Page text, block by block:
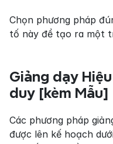
Chọn phương pháp
tố này để tạo ra một
Giảng dạy
duy [kèm Mẫu]
Các phương pháp
được lên kế hoạch